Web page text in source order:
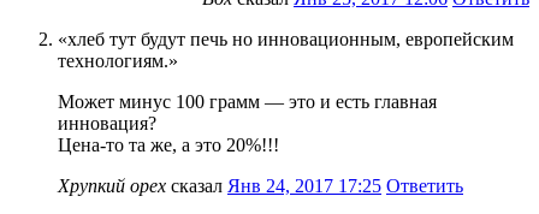
«хлеб тут будут печь но инновационным, европейским
технологиям.»
Может минус 100 грамм — это и есть главная
инновация?
Цена-то та же, а это 20%!!!
Хрупкий орех сказал Янв 24, 2017 17:25 Ответить